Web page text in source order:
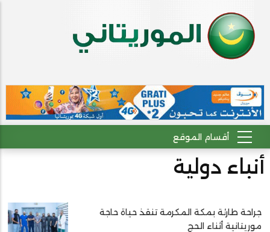
أنباء دولية
جراحة طارئة بمكة المكرمة تنقذ حياة حاجة
موريتانية أثناء الحج
Pagination